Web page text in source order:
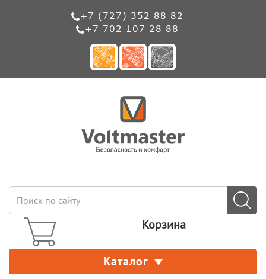
+7 (727) 352 88 82
+7 702 107 28 88
Корзина
Каталог